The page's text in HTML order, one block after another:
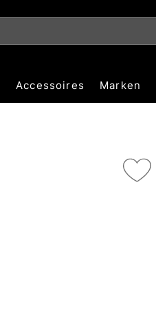
Accessoires Marken